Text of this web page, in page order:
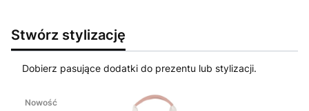
Stwórz stylizację
Dobierz pasujące dodatki do prezentu lub stylizacji.
Nowość